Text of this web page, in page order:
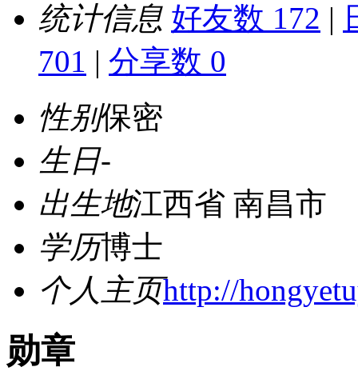
统计信息 好友数 172 |
701 | 分享数 0
性别保密
生日-
出生地江西省 南昌市
学历博士
个人主页http://
勋章